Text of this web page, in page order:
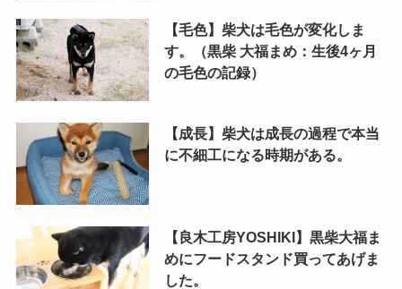
【毛色】柴犬は毛色が変化しま
す。（黒柴 大福まめ：生後4ヶ月
の毛色の記録）
【成長】柴犬は成長の過程で本当
に不細工になる時期がある。
【良木工房YOSHIKI】黒柴大福ま
めにフードスタンド買ってあげま
した。